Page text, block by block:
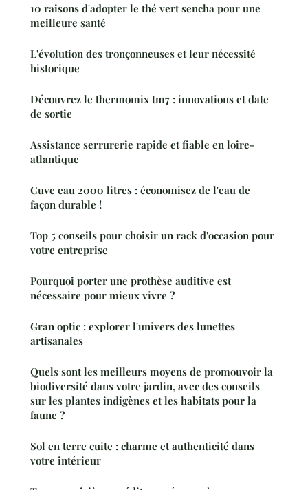
10 raisons d'adopter le thé vert sencha pour une
meilleure santé
L'évolution des tronçonneuses et leur nécessité
historique
Découvrez le thermomix tm7 : innovations et date
de sortie
Assistance serrurerie rapide et fiable en loire-
atlantique
Cuve eau 2000 litres : économisez de l'eau de
façon durable !
Top 5 conseils pour choisir un rack d'occasion pour
votre entreprise
Pourquoi porter une prothèse auditive est
nécessaire pour mieux vivre ?
Gran optic : explorer l'univers des lunettes
artisanales
Quels sont les meilleurs moyens de promouvoir la
biodiversité dans votre jardin, avec des conseils
sur les plantes indigènes et les habitats pour la
faune ?
Sol en terre cuite : charme et authenticité dans
votre intérieur